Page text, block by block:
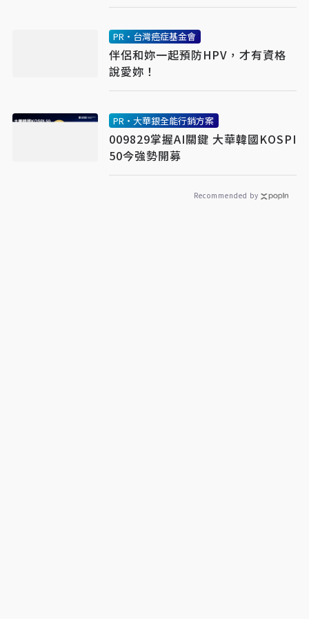
PR・台灣癌症基金會
伴侶和妳一起預防HPV，才有資格
說愛妳！
PR・大華銀全能行銷方案
009829掌握AI關鍵 大華韓國KOSPI
50今強勢開募
Recommended by